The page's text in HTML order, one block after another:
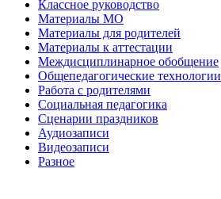
Классное руководство
Материалы МО
Материалы для родителей
Материалы к аттестации
Междисциплинарное обобщение
Общепедагогические технологии
Работа с родителями
Социальная педагогика
Сценарии праздников
Аудиозаписи
Видеозаписи
Разное